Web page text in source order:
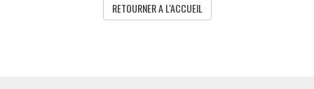
RETOURNER A L'ACCUEIL